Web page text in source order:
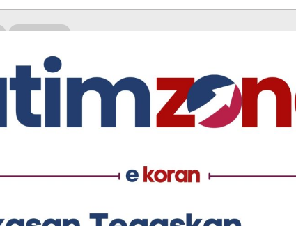
Owner J&T
Hukum & Kriminal